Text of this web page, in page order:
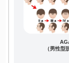
（男性型